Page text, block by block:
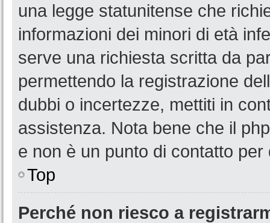
una legge statunitense che
informazioni dei minori di età
serve una richiesta scritta da
permettendo la registrazione
dubbi o incertezze, mettiti in
assistenza. Nota bene che il
e non è un punto di contatto
Top
Perché non riesco a